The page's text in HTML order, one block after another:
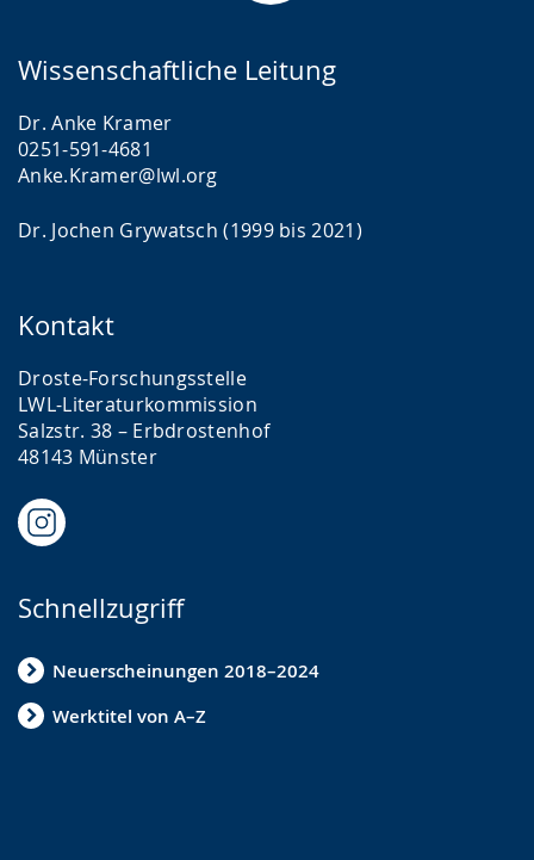
Wissenschaftliche Leitung
Dr. Anke Kramer
0251-591-4681
Anke.Kramer@lwl.org
Dr. Jochen Grywatsch (1999 bis 2021)
Kontakt
Droste-Forschungsstelle
LWL-Literaturkommission
Salzstr. 38 – Erbdrostenhof
48143 Münster
Schnellzugriff
Neuerscheinungen 2018–2024
Werktitel von A–Z